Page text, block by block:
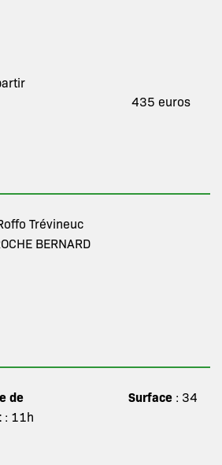
euros
Trévineuc
BERNARD
de
: 11h
Surface: 34